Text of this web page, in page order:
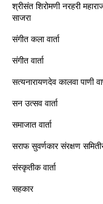
श्रीसंत शिरोमणी नरहरी
साजरा
संगीत कला वार्ता
संगीत वार्ता
सत्यनारायणदेव कालवा पाणी
सन उत्सव वार्ता
समाजात वार्ता
सराफ सुवर्णकार संरक्षण
संस्कृतीक वार्ता
सहकार